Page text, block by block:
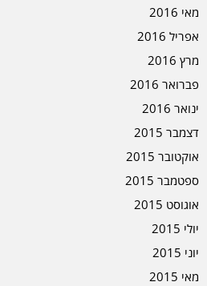
מאי 2016
אפריל 2016
מרץ 2016
פברואר 2016
ינואר 2016
דצמבר 2015
אוקטובר 2015
ספטמבר 2015
אוגוסט 2015
יולי 2015
יוני 2015
מאי 2015